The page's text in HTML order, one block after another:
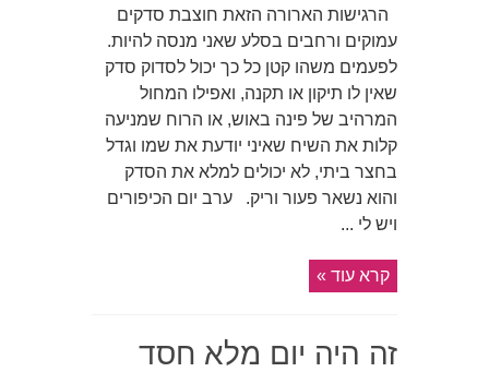
הרגישות הארורה הזאת חוצבת סדקים
עמוקים ורחבים בסלע שאני מנסה להיות.
לפעמים משהו קטן כל כך יכול לסדוק סדק
שאין לו תיקון או תקנה, ואפילו המחול
המרהיב של פינה באוש, או הרוח שמניעה
קלות את השיח שאיני יודעת את שמו וגדל
בחצר ביתי, לא יכולים למלא את הסדק
והוא נשאר פעור וריק. ערב יום הכיפורים
ויש לי ...
קרא עוד »
זה היה יום מלא חסד